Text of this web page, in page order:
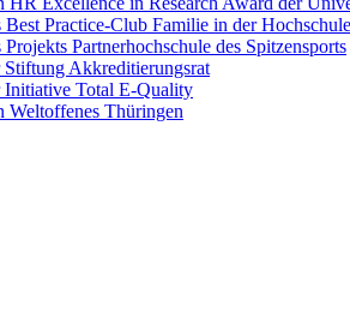
Best Practice-Club Familie in der Hochschule
Projekts Partnerhochschule des Spitzensports
Stiftung Akkreditierungsrat
Initiative Total E-Quality
Weltoffenes Thüringen